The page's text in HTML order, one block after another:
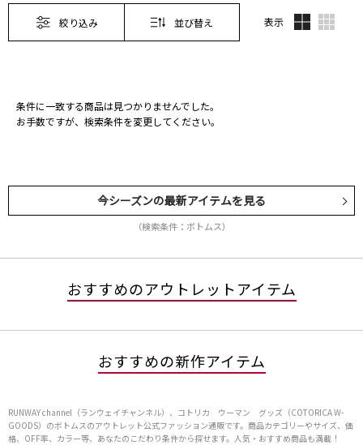
絞り込み 並び替え 表示
条件に一致する商品は見つかりませんでした。
お手数ですが、検索条件を変更してください。
今シーズンの最新アイテムを見る
（検索条件：ボトムス）
おすすめのアウトレットアイテム
おすすめの新作アイテム
RUNWAY channel（ランウェイチャンネル）、コトリカ ウーマン グッズ（COTORICA W-
GOODS）のボトムスのアウトレット公式ファッション通販です。商品カテゴリーやサイズ、価
格、OFF率、カラー等、あなたのこだわり条件から探せます。人気・おすすめ商品も満載！